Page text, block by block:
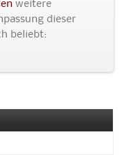
weitere
dieser
beliebt: